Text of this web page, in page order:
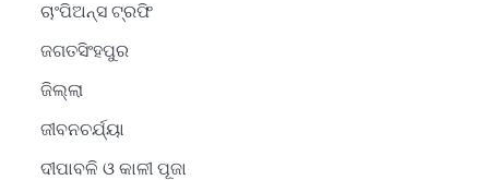
ଚାଂପିଅନ୍ସ ଟ୍ରଫି
ଜଗତସିଂହପୁର
ଜିଲ୍ଲା
ଜୀବନଚର୍ଯ୍ୟା
ଦୀପାବଳି ଓ କାଳୀ ପୂଜା